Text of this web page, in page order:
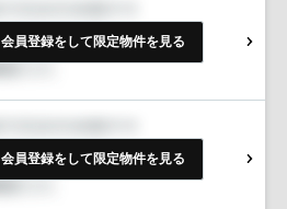
会員登録をして限定物件を見る
会員登録をして限定物件を見る